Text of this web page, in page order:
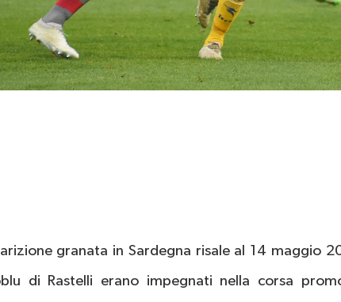
granata in Sardegna risale al 14 maggio
di Rastelli erano impegnati nella corsa